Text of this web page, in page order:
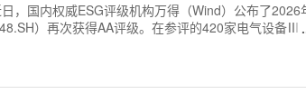
，国内权威ESG评级机构万得（Wind）公布了2026
）再次获得AA评级。在参评的420家电气设备Ⅲ